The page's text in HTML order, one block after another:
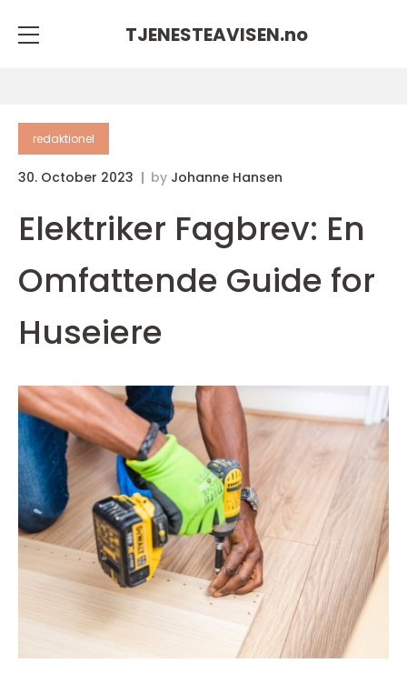
TJENESTEAVISEN.no
redaktionel
30. October 2023 by Johanne Hansen
Elektriker Fagbrev: En
Omfattende Guide for
Huseiere